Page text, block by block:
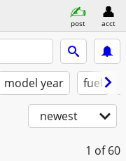
post acct
model year fuel
newest
1 of 60